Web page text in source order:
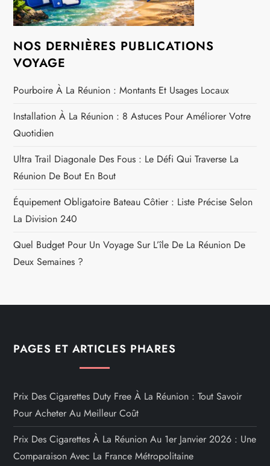
NOS DERNIÈRES PUBLICATIONS
VOYAGE
Pourboire À La Réunion : Montants Et Usages Locaux
Installation À La Réunion : 8 Astuces Pour Améliorer Votre
Quotidien
Ultra Trail Diagonale Des Fous : Le Défi Qui Traverse La
Réunion De Bout En Bout
Équipement Obligatoire Bateau Côtier : Liste Précise Selon
La Division 240
Quel Budget Pour Un Voyage Sur L’île De La Réunion De
Deux Semaines ?
PAGES ET ARTICLES PHARES
Prix Des Cigarettes Duty Free À La Réunion : Tout Savoir
Pour Acheter Au Meilleur Coût
Prix Des Cigarettes À La Réunion Au 1er Janvier 2026 : Une
Comparaison Avec La France Métropolitaine